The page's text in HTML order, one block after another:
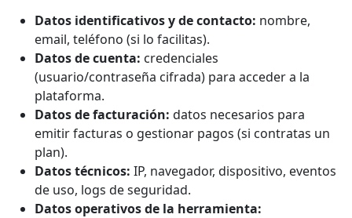
Datos identificativos y de contacto: nombre,
email, teléfono (si lo facilitas).
Datos de cuenta: credenciales
(usuario/contraseña cifrada) para acceder a la
plataforma.
Datos de facturación: datos necesarios para
emitir facturas o gestionar pagos (si contratas un
plan).
Datos técnicos: IP, navegador, dispositivo, eventos
de uso, logs de seguridad.
Datos operativos de la herramienta: